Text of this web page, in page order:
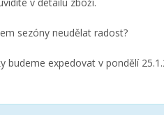
sezóny neudělat radost?
budeme expedovat v pondělí